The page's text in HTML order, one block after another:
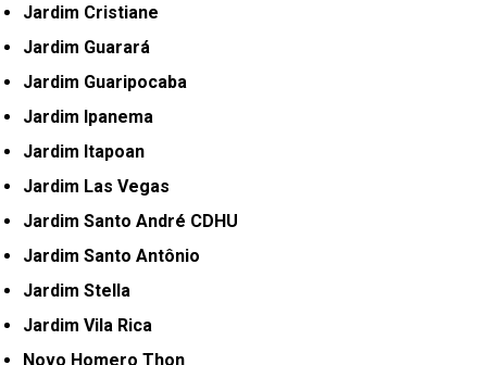
Jardim Cristiane
Jardim Guarará
Jardim Guaripocaba
Jardim Ipanema
Jardim Itapoan
Jardim Las Vegas
Jardim Santo André CDHU
Jardim Santo Antônio
Jardim Stella
Jardim Vila Rica
Novo Homero Thon